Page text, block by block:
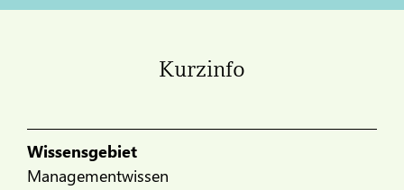
Kurzinfo
Wissensgebiet
Managementwissen